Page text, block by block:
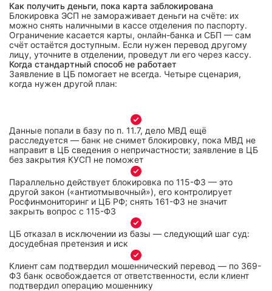
Как получить деньги, пока карта заблокирована
Блокировка ЭСП не замораживает деньги на счёте: их
можно снять наличными в кассе отделения по паспорту.
Ограничение касается карты, онлайн-банка и СБП — сам
счёт остаётся доступным. Если нужен перевод другому
лицу, уточните в отделении, проведут ли его через кассу.
Когда стандартный способ не работает
Заявление в ЦБ помогает не всегда. Четыре сценария,
когда нужен другой план:
Данные попали в базу по п. 11.7, дело МВД ещё
расследуется — банк не снимет блокировку, пока МВД не
направит в ЦБ сведения о непричастности; заявление в ЦБ
без закрытия КУСП не поможет
Параллельно действует блокировка по 115-ФЗ — это
другой закон («антиотмывочный»), его контролирует
Росфинмониторинг и ЦБ РФ; снять 161-ФЗ не значит
закрыть вопрос с 115-ФЗ
ЦБ отказал в исключении из базы — следующий шаг суд:
досудебная претензия и иск
Клиент сам подтвердил мошеннический перевод — по 369-
ФЗ банк освобождается от ответственности, если клиент
подтвердил операцию мошеннику